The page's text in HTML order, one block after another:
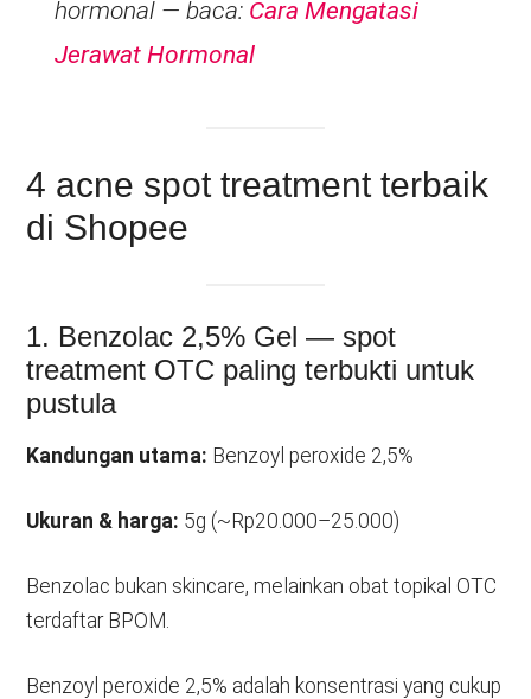
hormonal — baca: Cara Mengatasi
Jerawat Hormonal
4 acne spot treatment terbaik
di Shopee
1. Benzolac 2,5% Gel — spot
treatment OTC paling terbukti untuk
pustula
Kandungan utama: Benzoyl peroxide 2,5%
Ukuran & harga: 5g (~Rp20.000–25.000)
Benzolac bukan skincare, melainkan obat topikal OTC
terdaftar BPOM.
Benzoyl peroxide 2,5% adalah konsentrasi yang cukup